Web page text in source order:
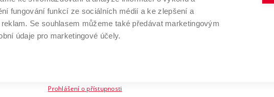
VYSOKÉ UČENÍ TECHNICKÉ V BRNĚ
Antonínská 548/1
602 00 Brno
www.vut.cz
Prohlášení o přístupnosti
fungování funkcí ze sociálních médií a ke zlepšení a
Se souhlasem můžeme také předávat marketingovým
údaje pro marketingové účely.